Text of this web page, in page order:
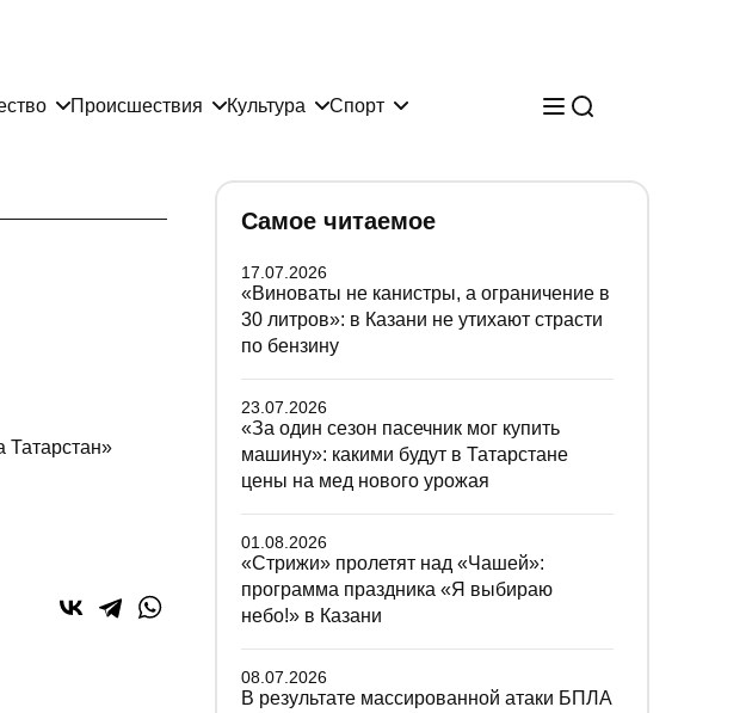
Происшествия Культура Спорт
Татарстан»
Самое читаемое
17.07.2026
«Виноваты не канистры, а ограничение в
30 литров»: в Казани не утихают страсти
по бензину
23.07.2026
«За один сезон пасечник мог купить
машину»: какими будут в Татарстане
цены на мед нового урожая
01.08.2026
«Стрижи» пролетят над «Чашей»:
программа праздника «Я выбираю
небо!» в Казани
08.07.2026
В результате массированной атаки БПЛА